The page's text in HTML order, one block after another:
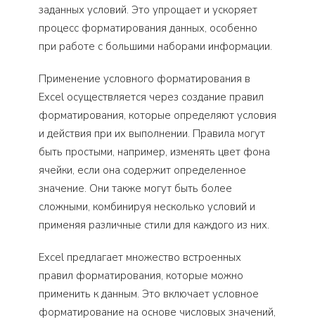
заданных условий. Это упрощает и ускоряет
процесс форматирования данных, особенно
при работе с большими наборами информации.
Применение условного форматирования в
Excel осуществляется через создание правил
форматирования, которые определяют условия
и действия при их выполнении. Правила могут
быть простыми, например, изменять цвет фона
ячейки, если она содержит определенное
значение. Они также могут быть более
сложными, комбинируя несколько условий и
применяя различные стили для каждого из них.
Excel предлагает множество встроенных
правил форматирования, которые можно
применить к данным. Это включает условное
форматирование на основе числовых значений,